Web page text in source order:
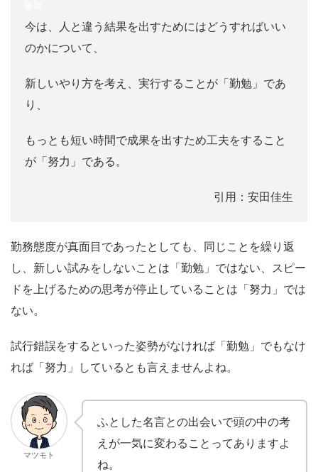
今は、人と違う結果を出すためにはどうすればいい
のかについて、
新しいやり方を考え、実行することが「勤勉」であ
り、
もっとも短い時間で成果を出すため工夫をすること
が「努力」である。
引用：安田佳生
勤務態度が真面目であったとしても、同じことを繰り返
し、新しい試みをしないことは「勤勉」ではない、スピー
ドを上げるための思考が停止していることは「努力」では
ない。
試行錯誤をするといった姿勢がなければ「勤勉」でもなけ
れば「努力」しているとも言えませんよね。
マツモト
ふとした名言との出会いで頭の中の考
えが一気に変わることってありますよ
ね。